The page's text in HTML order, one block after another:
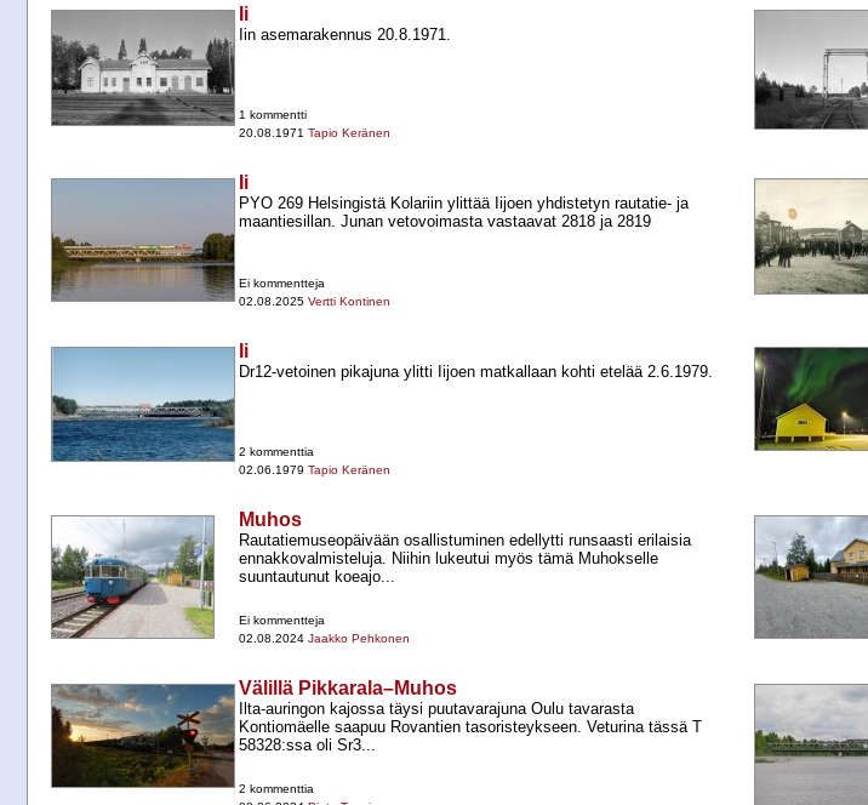
Ii
Iin asemarakennus 20.8.1971.
1 kommentti
20.08.1971 Tapio Keränen
Ii
PYO 269 Helsingistä Kolariin ylittää Iijoen yhdistetyn rautatie-​ ja
maantiesillan. Junan vetovoimasta vastaavat 2818 ja 2819
Ei kommentteja
02.08.2025 Vertti Kontinen
Ii
Dr12-​vetoinen pikajuna ylitti Iijoen matkallaan kohti etelää 2.6.1979.
2 kommenttia
02.06.1979 Tapio Keränen
Muhos
Rautatiemuseopäivään osallistuminen edellytti runsaasti erilaisia
ennakkovalmisteluja. Niihin lukeutui myös tämä Muhokselle
suuntautunut koeajo...
Ei kommentteja
02.08.2024 Jaakko Pehkonen
Välillä Pikkarala–Muhos
Ilta-​auringon kajossa täysi puutavarajuna Oulu tavarasta
Kontiomäelle saapuu Rovantien tasoristeykseen. Veturina tässä T
58328:ssa oli Sr3...
2 kommenttia